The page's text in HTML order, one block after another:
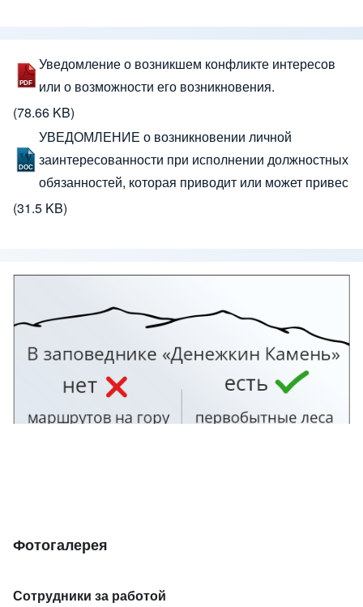
Уведомление о возникшем конфликте интересов
или о возможности его возникновения.
(78.66 KB)
УВЕДОМЛЕНИЕ о возникновении личной
заинтересованности при исполнении должностных
обязанностей, которая приводит или может привес
(31.5 KB)
Фотогалерея
Сотрудники за работой